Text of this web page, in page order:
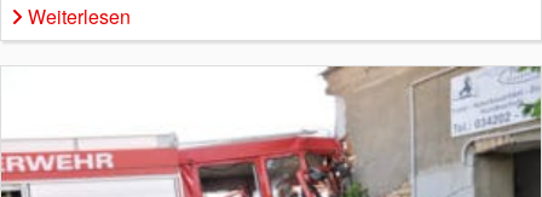
Weiterlesen